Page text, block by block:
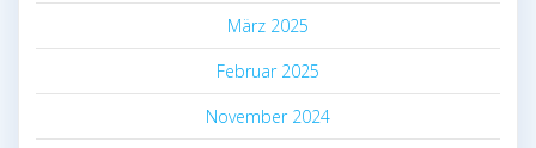
März 2025
Februar 2025
November 2024